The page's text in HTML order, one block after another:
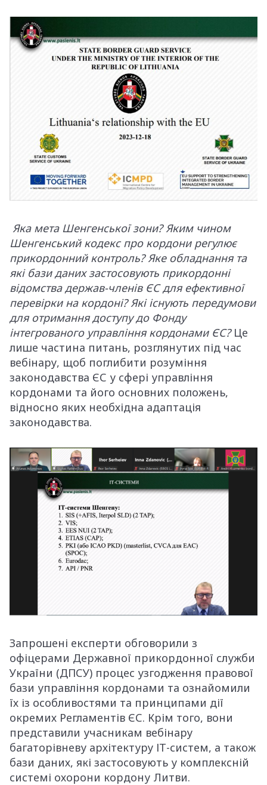
Яка мета Шенгенської зони? Яким чином
Шенгенський кодекс про кордони регулює
прикордонний контроль? Яке обладнання та
які бази даних застосовують прикордонні
відомства держав-членів ЄС для ефективної
перевірки на кордоні? Які існують передумови
для отримання доступу до Фонду
інтегрованого управління кордонами ЄС?Це
лише частина питань, розглянутих під час
вебінару, щоб поглибити розуміння
законодавства ЄС у сфері управління
кордонами та його основних положень,
відносно яких необхідна адаптація
законодавства.
Запрошені експерти обговорили з
офіцерами Державної прикордонної служби
України (ДПСУ) процес узгодження правової
бази управління кордонами та ознайомили
їх із особливостями та принципами дії
окремих Регламентів ЄС. Крім того, вони
представили учасникам вебінару
багаторівневу архітектуру ІТ-систем, а також
бази даних, які застосовують у комплексній
системі охорони кордону Литви.